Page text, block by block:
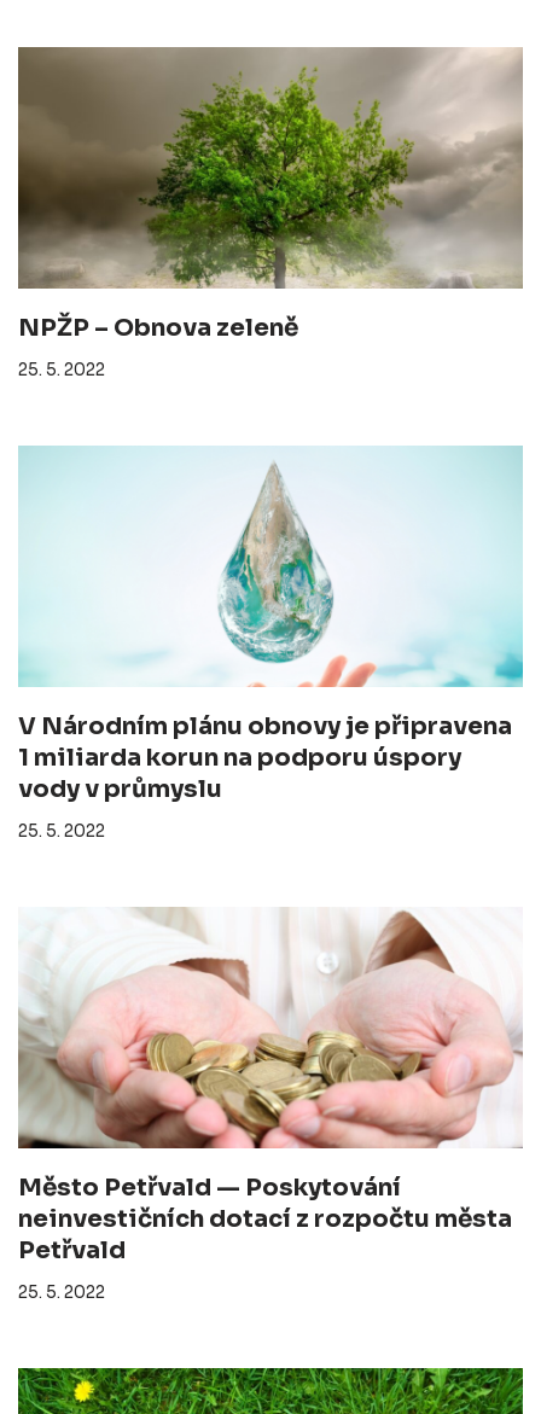
NPŽP – Obnova zeleně
25. 5. 2022
V Národním plánu obnovy je připravena
1 miliarda korun na podporu úspory
vody v průmyslu
25. 5. 2022
Město Petřvald — Poskytování
neinvestičních dotací z rozpočtu města
Petřvald
25. 5. 2022